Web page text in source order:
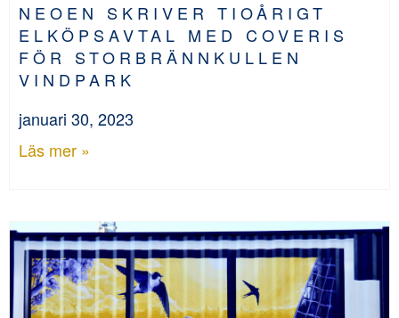
NEOEN SKRIVER TIOÅRIGT
ELKÖPSAVTAL MED COVERIS
FÖR STORBRÄNNKULLEN
VINDPARK
januari 30, 2023
Läs mer »